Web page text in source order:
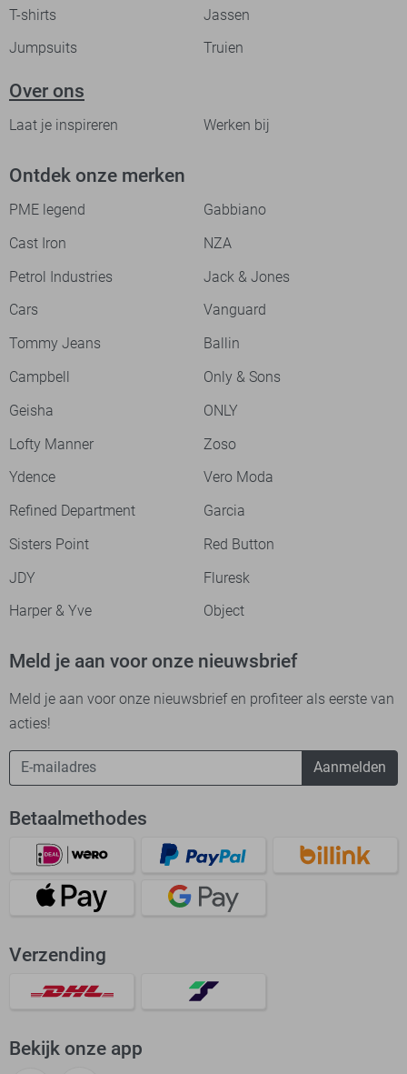
T-shirts
Jassen
Jumpsuits
Truien
Over ons
Laat je inspireren Werken bij
Ontdek onze merken
PME legend
Gabbiano
Cast Iron
NZA
Petrol Industries
Jack & Jones
Cars
Vanguard
Tommy Jeans
Ballin
Campbell
Only & Sons
Geisha
ONLY
Lofty Manner
Zoso
Ydence
Vero Moda
Refined Department
Garcia
Sisters Point
Red Button
JDY
Fluresk
Harper & Yve
Object
Meld je aan voor onze nieuwsbrief
Meld je aan voor onze nieuwsbrief en profiteer als eerste van
acties!
Aanmelden
Betaalmethodes
Verzending
Bekijk onze app